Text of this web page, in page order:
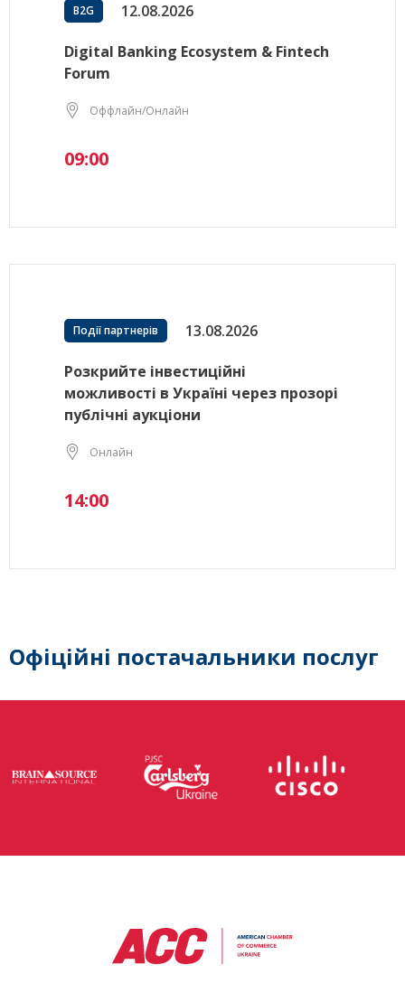
B2G 12.08.2026
Digital Banking Ecosystem & Fintech
Forum
Оффлайн/Онлайн
09:00
Події партнерів 13.08.2026
Розкрийте інвестиційні
можливості в Україні через прозорі
публічні аукціони
Онлайн
14:00
Офіційні постачальники послуг